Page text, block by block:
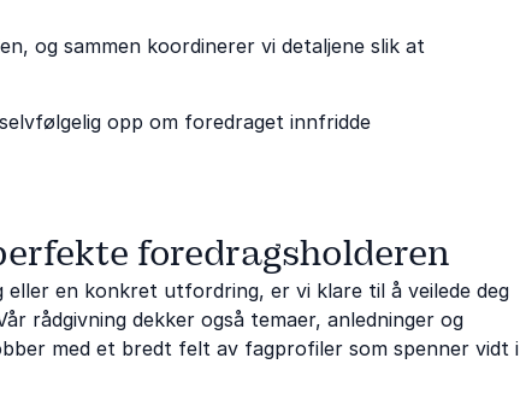
og sammen koordinerer vi detaljene slik at
opp om foredraget innfridde
foredragsholderen
en konkret utfordring, er vi klare til å veilede deg
rådgivning dekker også temaer, anledninger og
med et bredt felt av fagprofiler som spenner vidt i